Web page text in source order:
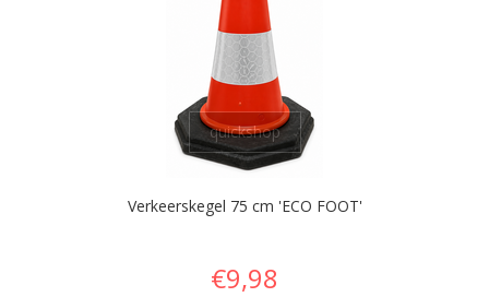
quickshop
Verkeerskegel 75 cm 'ECO FOOT'
€9,98